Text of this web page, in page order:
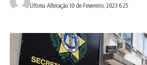
Última Alteração 10 de Fevereiro, 2023 6:25